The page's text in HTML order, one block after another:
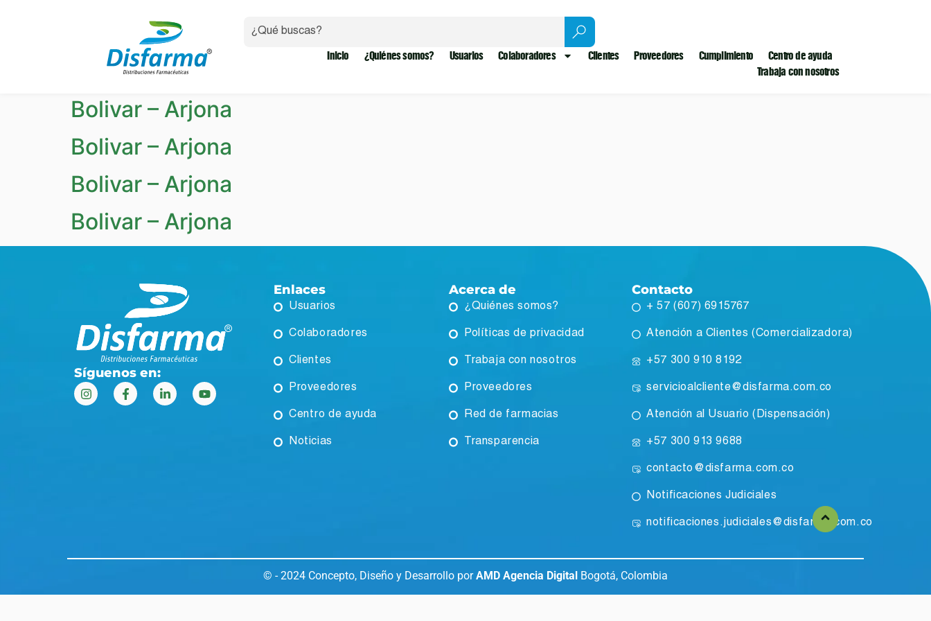
Inicio ¿Quiénes somos? Usuarios Colaboradores Clientes Proveedores Cumplimiento
Centro de ayuda
Trabaja con nosotros
Bolivar – Arjona
Bolivar – Arjona
Bolivar – Arjona
Bolivar – Arjona
Síguenos en:
Enlaces
Usuarios
Colaboradores
Clientes
Proveedores
Centro de ayuda
Noticias
Acerca de
¿Quiénes somos?
Políticas de privacidad
Trabaja con nosotros
Proveedores
Red de farmacias
Transparencia
Contacto
+ 57 (607) 6915767
Atención a Clientes (Comercializadora)
+57 300 910 8192
servicioalcliente@disfarma.com.co
Atención al Usuario (Dispensación)
+57 300 913 9688
contacto@disfarma.com.co
Notificaciones Judiciales
notificaciones.judiciales@disfarma.com.co
© - 2024 Concepto, Diseño y Desarrollo porAMD Agencia Digital Bogotá, Colombia